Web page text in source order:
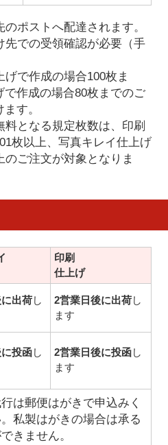
ポストへ配達されます。
での受領確認が必要（手
で作成の場合100枚ま
で作成の場合80枚までのご
す。
となる規定枚数は、印刷
枚以上、写真キレイ仕上げ
のご注文が対象となりま
印刷
仕上げ
出荷し
2営業日後に出荷し
ます
投函し
2営業日後に投函し
ます
は郵便はがきで申込みく
私製はがきの場合は承る
きません。